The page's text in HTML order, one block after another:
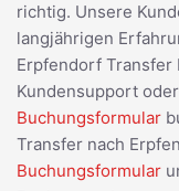
richtig. Unsere
langjährigen
Erpfendorf
Kundensupport
Buchungsformular
Transfer nach
Buchungsformular